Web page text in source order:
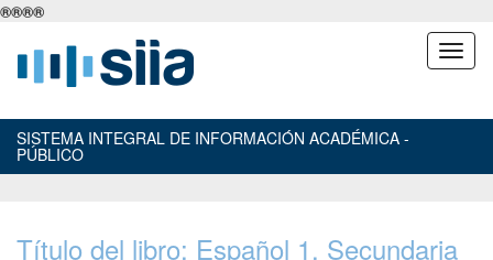
®®®®
SISTEMA INTEGRAL DE INFORMACIÓN ACADÉMICA -
PÚBLICO
Título del libro: Español 1. Secundaria